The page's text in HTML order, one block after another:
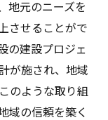
地元のニーズを
させることがで
の建設プロジェ
が施され、地域
のような取り組
域の信頼を築く